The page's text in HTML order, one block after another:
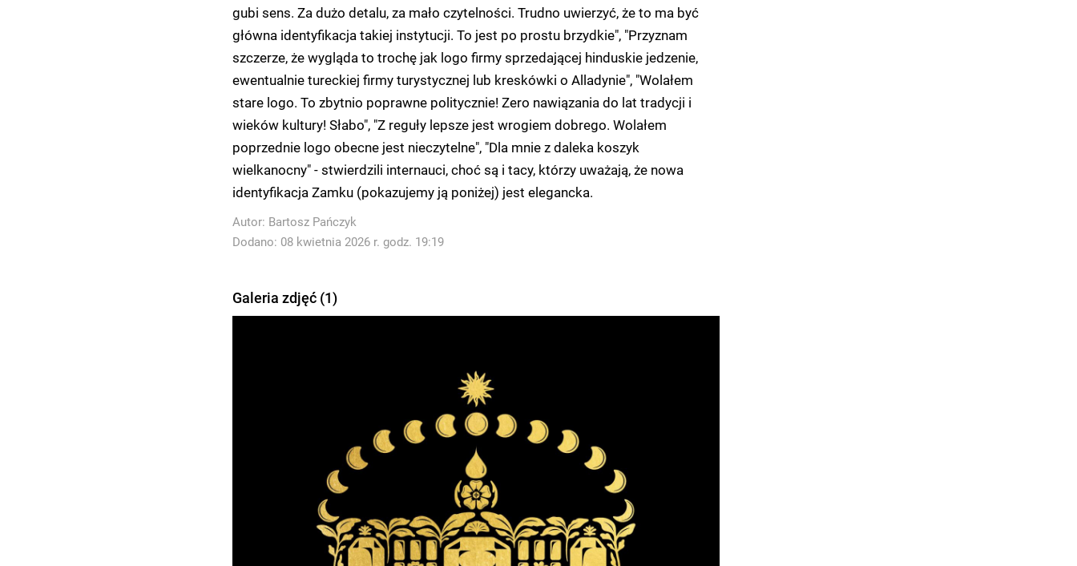
gubi sens. Za dużo detalu, za mało czytelności. Trudno uwierzyć, że to ma być
główna identyfikacja takiej instytucji. To jest po prostu brzydkie", "Przyznam
szczerze, że wygląda to trochę jak logo firmy sprzedającej hinduskie jedzenie,
ewentualnie tureckiej firmy turystycznej lub kreskówki o Alladynie", "Wolałem
stare logo. To zbytnio poprawne politycznie! Zero nawiązania do lat tradycji i
wieków kultury! Słabo", "Z reguły lepsze jest wrogiem dobrego. Wolałem
poprzednie logo obecne jest nieczytelne", "Dla mnie z daleka koszyk
wielkanocny" - stwierdzili internauci, choć są i tacy, którzy uważają, że nowa
identyfikacja Zamku (pokazujemy ją poniżej) jest elegancka.
Autor: Bartosz Pańczyk
Dodano: 08 kwietnia 2026 r. godz. 19:19
Galeria zdjęć (1)